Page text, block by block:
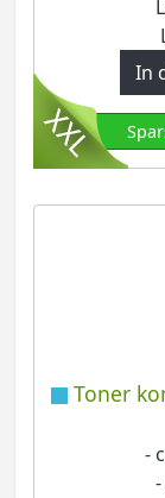
In
Toner
-